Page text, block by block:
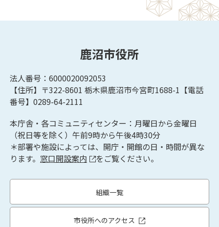
鹿沼市役所
法人番号：6000020092053
【住所】〒322-8601 栃木県鹿沼市今宮町1688-1【電話
番号】0289-64-2111
本庁舎・各コミュニティセンター：月曜日から金曜日
（祝日等を除く）午前9時から午後4時30分
＊部署や施設によっては、開庁・開館の日・時間が異な
ります。 窓口開設案内 をご覧ください。
組織一覧
市役所へのアクセス